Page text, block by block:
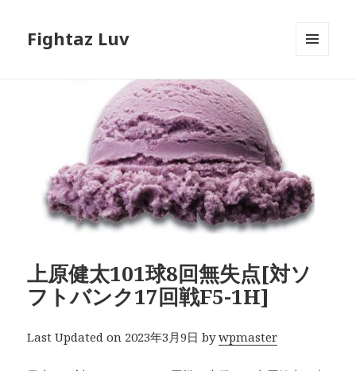
Fightaz Luv
上原健太101球8回無失点[対ソ
フトバンク17回戦F5-1H]
Last Updated on 2023年3月9日 bywpmaster